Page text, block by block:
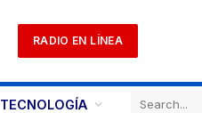
RADIO EN LÍNEA
TECNOLOGÍA